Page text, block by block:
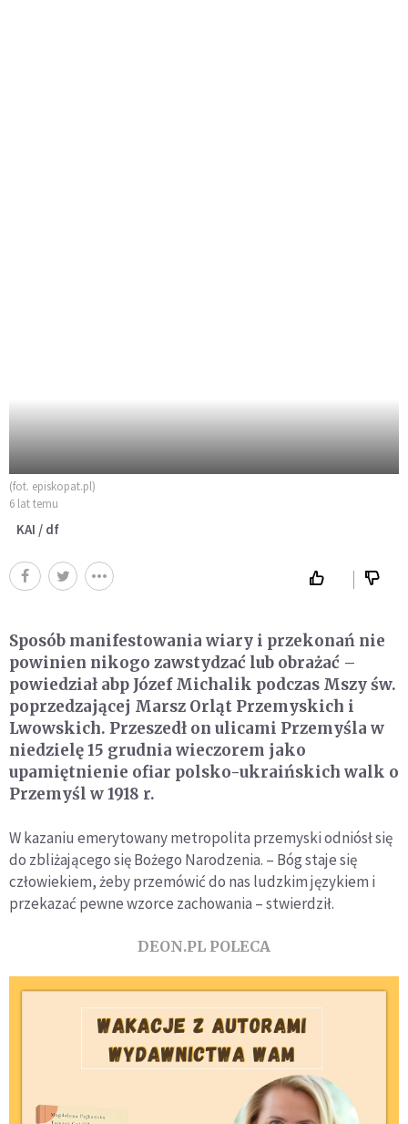
(fot. episkopat.pl)
6 lat temu
KAI / df
Sposób manifestowania wiary i przekonań nie
powinien nikogo zawstydzać lub obrażać –
powiedział abp Józef Michalik podczas Mszy św.
poprzedzającej Marsz Orląt Przemyskich i
Lwowskich. Przeszedł on ulicami Przemyśla w
niedzielę 15 grudnia wieczorem jako
upamiętnienie ofiar polsko-ukraińskich walk o
Przemyśl w 1918 r.
W kazaniu emerytowany metropolita przemyski odniósł się
do zbliżającego się Bożego Narodzenia. – Bóg staje się
człowiekiem, żeby przemówić do nas ludzkim językiem i
przekazać pewne wzorce zachowania – stwierdził.
DEON.PL POLECA